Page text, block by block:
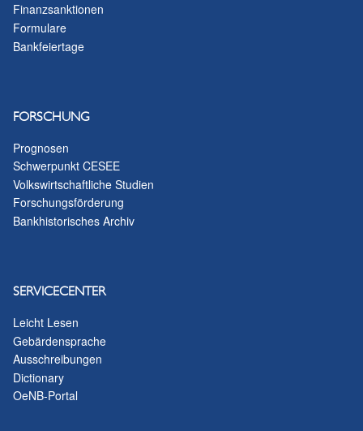
Finanzsanktionen
Formulare
Bankfeiertage
FORSCHUNG
Prognosen
Schwerpunkt CESEE
Volkswirtschaftliche Studien
Forschungsförderung
Bankhistorisches Archiv
SERVICECENTER
Leicht Lesen
Gebärdensprache
Ausschreibungen
Dictionary
OeNB-Portal